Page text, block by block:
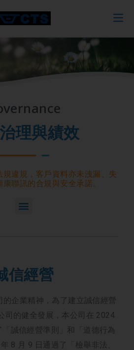
理與績效
規違規，客戶資料亦未洩漏、失
聯訊的合規與安全承諾。
信經營
的企業精神，為了建立誠信經營
司的健全發展，本公司在 2024
誠信經營準則」和「道德行為
8 月 9 日通過了「檢舉非法、